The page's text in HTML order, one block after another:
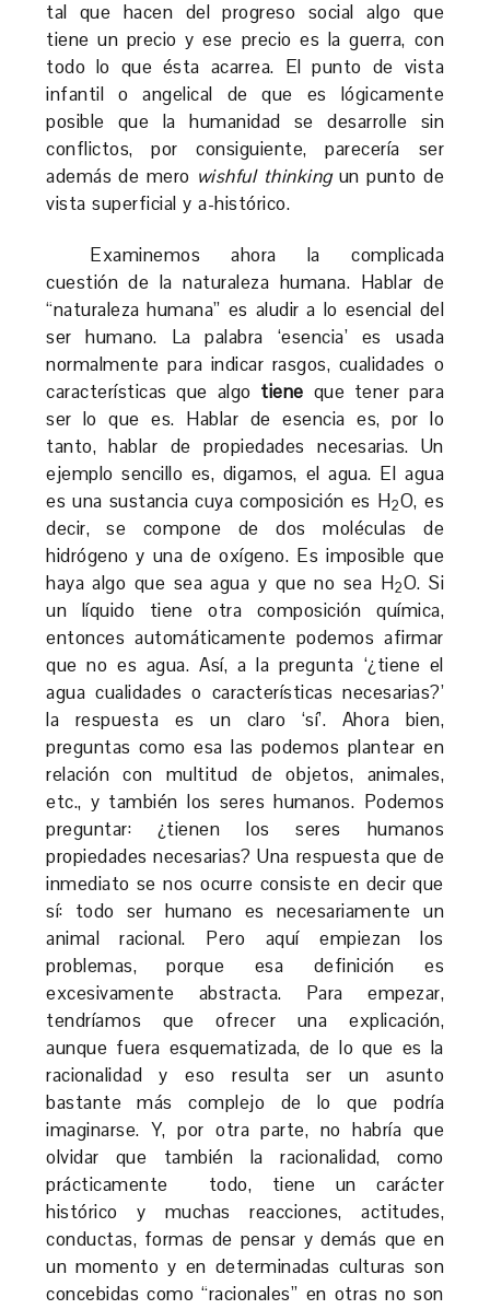
tal que hacen del progreso social algo que
tiene un precio y ese precio es la guerra, con
todo lo que ésta acarrea. El punto de vista
infantil o angelical de que es lógicamente
posible que la humanidad se desarrolle sin
conflictos, por consiguiente, parecería ser
además de mero wishful thinkingun punto de
vista superficial y a-histórico.
Examinemos ahora la complicada
cuestión de la naturaleza humana. Hablar de
“naturaleza humana” es aludir a lo esencial del
ser humano. La palabra ‘esencia’ es usada
normalmente para indicar rasgos, cualidades o
características que algo tiene que tener para
ser lo que es. Hablar de esencia es, por lo
tanto, hablar de propiedades necesarias. Un
ejemplo sencillo es, digamos, el agua. El agua
es una sustancia cuya composición es H2O, es
decir, se compone de dos moléculas de
hidrógeno y una de oxígeno. Es imposible que
haya algo que sea agua y que no sea H2O. Si
un líquido tiene otra composición química,
entonces automáticamente podemos afirmar
que no es agua. Así, a la pregunta ‘¿tiene el
agua cualidades o características necesarias?’
la respuesta es un claro ‘sí’. Ahora bien,
preguntas como esa las podemos plantear en
relación con multitud de objetos, animales,
etc., y también los seres humanos. Podemos
preguntar: ¿tienen los seres humanos
propiedades necesarias? Una respuesta que de
inmediato se nos ocurre consiste en decir que
sí: todo ser humano es necesariamente un
animal racional. Pero aquí empiezan los
problemas, porque esa definición es
excesivamente abstracta. Para empezar,
tendríamos que ofrecer una explicación,
aunque fuera esquematizada, de lo que es la
racionalidad y eso resulta ser un asunto
bastante más complejo de lo que podría
imaginarse. Y, por otra parte, no habría que
olvidar que también la racionalidad, como
prácticamente todo, tiene un carácter
histórico y muchas reacciones, actitudes,
conductas, formas de pensar y demás que en
un momento y en determinadas culturas son
concebidas como “racionales” en otras no son